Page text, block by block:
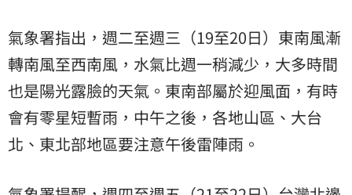
氣象署指出，週二至週三（19至20日）東南風漸
轉南風至西南風，水氣比週一稍減少，大多時間
也是陽光露臉的天氣。東南部屬於迎風面，有時
會有零星短暫雨，中午之後，各地山區、大台
北、東北部地區要注意午後雷陣雨。